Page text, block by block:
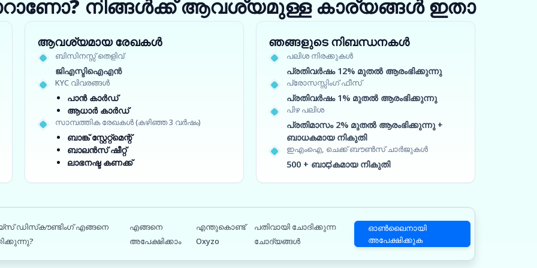
നിങ്ങൾക്ക് ആവശ്യമുള്ള കാര്യങ്ങൾ ഇതാ
ആവശ്യമായ രേഖകൾ
ബിസിനസ്സ് തെളിവ്
ജിഎസ്ടിഐഎൻ
KYC വിവരങ്ങൾ
പാൻ കാർഡ്
ആധാർ കാർഡ്
സാമ്പത്തിക രേഖകൾ (കഴിഞ്ഞ 3 വർഷം)
ബാങ്ക് സ്റ്റേറ്റ്‌മെന്റ്
ബാലൻസ് ഷീറ്റ്
ലാഭനഷ്ട കണക്ക്
ഞങ്ങളുടെ നിബന്ധനകൾ
പലിശ നിരക്കുകൾ
പ്രതിവർഷം 12% മുതൽ ആരംഭിക്കുന്നു
പ്രോസസ്സിംഗ് ഫീസ്
പ്രതിവർഷം 1% മുതൽ ആരംഭിക്കുന്നു
പിഴ പലിശ
പ്രതിമാസം 2% മുതൽ ആരംഭിക്കുന്നു +
ബാധകമായ നികുതി
ഇഎംഐ, ചെക്ക് ബൗൺസ് ചാർജുകൾ
500 + ബാಧകമായ നികുതി
ഡിസ്‌കൗണ്ടിംഗ് എങ്ങനെ
എങ്ങനെ
അപേക്ഷിക്കാം
എന്തുകൊണ്ട്
Oxyzo
പതിവായി ചോദിക്കുന്ന
ചോദ്യങ്ങൾ
ഓൺലൈനായി
അപേക്ഷിക്കുക